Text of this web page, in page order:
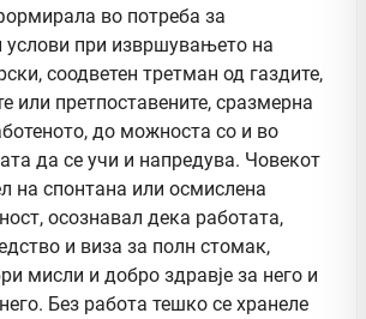
во потреба за
услови при извршувањето на
соодветен третман од газдите,
или претпоставените, сразмерна
до можноста со и во
да се учи и напредува. Човекот
на спонтана или осмислена
осознавал дека работата,
и виза за полн стомак,
мисли и добро здравје за него и
Без работа тешко се хранеле